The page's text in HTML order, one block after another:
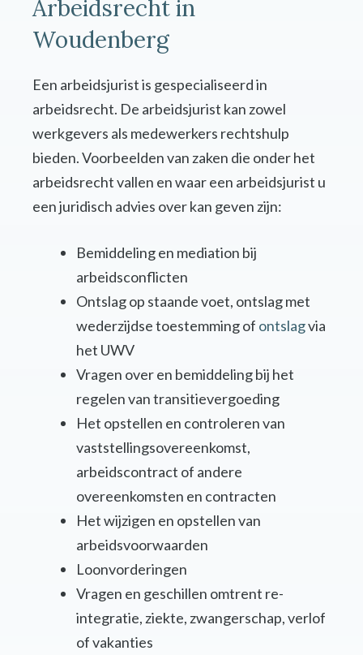
Arbeidsrecht in
Woudenberg
Een arbeidsjurist is gespecialiseerd in
arbeidsrecht. De arbeidsjurist kan zowel
werkgevers als medewerkers rechtshulp
bieden. Voorbeelden van zaken die onder het
arbeidsrecht vallen en waar een arbeidsjurist u
een juridisch advies over kan geven zijn:
Bemiddeling en mediation bij
arbeidsconflicten
Ontslag op staande voet, ontslag met
wederzijdse toestemming of ontslagvia
het UWV
Vragen over en bemiddeling bij het
regelen van transitievergoeding
Het opstellen en controleren van
vaststellingsovereenkomst,
arbeidscontract of andere
overeenkomsten en contracten
Het wijzigen en opstellen van
arbeidsvoorwaarden
Loonvorderingen
Vragen en geschillen omtrent re-
integratie, ziekte, zwangerschap, verlof
of vakanties